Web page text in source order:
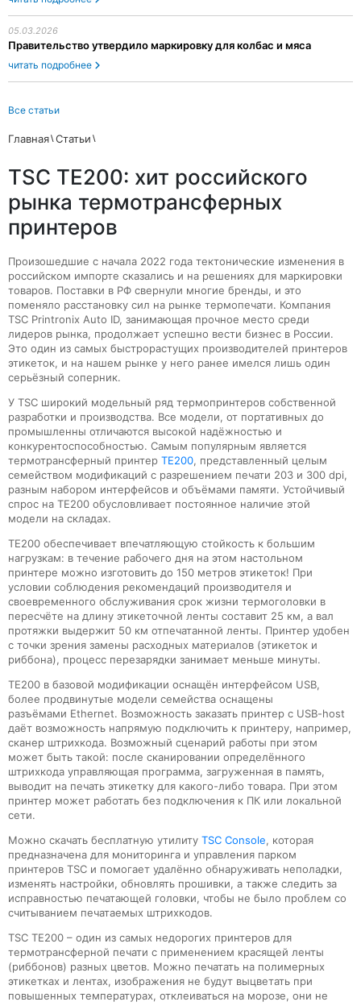
05.03.2026
Правительство утвердило маркировку для колбас и мяса
читать подробнее
Все статьи
Главная Статьи
TSC TE200: хит российского
рынка термотрансферных
принтеров
Произошедшие с начала 2022 года тектонические изменения в
российском импорте сказались и на решениях для маркировки
товаров. Поставки в РФ свернули многие бренды, и это
поменяло расстановку сил на рынке термопечати. Компания
TSC Printronix Auto ID, занимающая прочное место среди
лидеров рынка, продолжает успешно вести бизнес в России.
Это один из самых быстрорастущих производителей принтеров
этикеток, и на нашем рынке у него ранее имелся лишь один
серьёзный соперник.
У TSC широкий модельный ряд термопринтеров собственной
разработки и производства. Все модели, от портативных до
промышленны отличаются высокой надёжностью и
конкурентоспособностью. Самым популярным является
термотрансферный принтер TE200, представленный целым
семейством модификаций с разрешением печати 203 и 300 dpi,
разным набором интерфейсов и объёмами памяти. Устойчивый
спрос на TE200 обусловливает постоянное наличие этой
модели на складах.
TE200 обеспечивает впечатляющую стойкость к большим
нагрузкам: в течение рабочего дня на этом настольном
принтере можно изготовить до 150 метров этикеток! При
условии соблюдения рекомендаций производителя и
своевременного обслуживания срок жизни термоголовки в
пересчёте на длину этикеточной ленты составит 25 км, а вал
протяжки выдержит 50 км отпечатанной ленты. Принтер удобен
с точки зрения замены расходных материалов (этикеток и
риббона), процесс перезарядки занимает меньше минуты.
TE200 в базовой модификации оснащён интерфейсом USB,
более продвинутые модели семейства оснащены
разъёмами Ethernet. Возможность заказать принтер с USB-host
даёт возможность напрямую подключить к принтеру, например,
сканер штрихкода. Возможный сценарий работы при этом
может быть такой: после сканировании определённого
штрихкода управляющая программа, загруженная в память,
выводит на печать этикетку для какого-либо товара. При этом
принтер может работать без подключения к ПК или локальной
сети.
Можно скачать бесплатную утилиту TSC Console, которая
предназначена для мониторинга и управления парком
принтеров TSC и помогает удалённо обнаруживать неполадки,
изменять настройки, обновлять прошивки, а также следить за
исправностью печатающей головки, чтобы не было проблем со
считыванием печатаемых штрихкодов.
TSC TE200 – один из самых недорогих принтеров для
термотрансферной печати с применением красящей ленты
(риббонов) разных цветов. Можно печатать на полимерных
этикетках и лентах, изображения не будут выцветать при
повышенных температурах, отклеиваться на морозе, они не